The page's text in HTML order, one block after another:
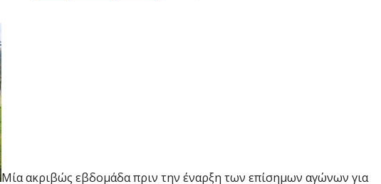
Μία ακριβώς εβδομάδα πριν την έναρξη των επίσημων αγώνων για